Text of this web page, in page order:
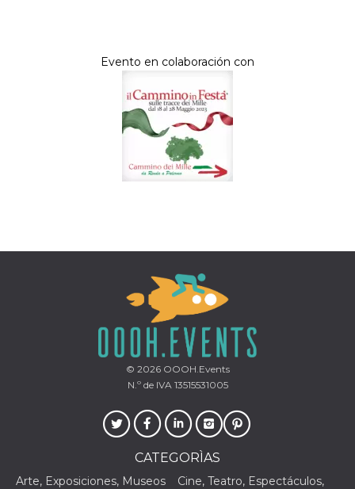
Evento en colaboración con
© 2026OOOH.Events
N.º de IVA 13515531005
CATEGORÌAS
Arte, Exposiciones, Museos
Cine, Teatro, Espectáculos,